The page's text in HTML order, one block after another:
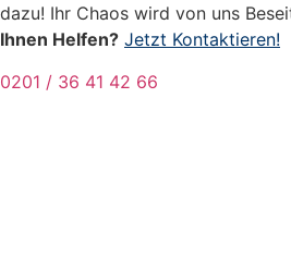
dazu! Ihr Chaos wird von uns
Ihnen Helfen? Jetzt Kontaktieren!
0201 / 36 41 42 66